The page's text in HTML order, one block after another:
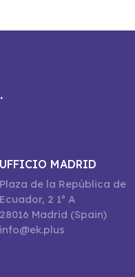
UFFICIO MADRID
Plaza de la República de
Ecuador, 2 1º A
28016 Madrid (Spain)
info@ek.plus